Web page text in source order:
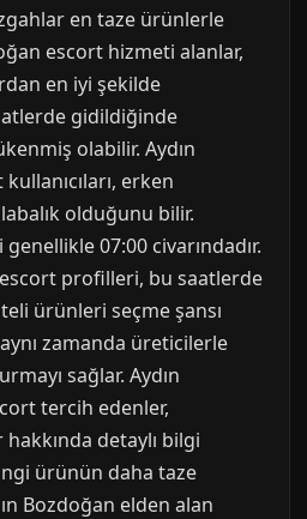
en taze ürünlerle
escort hizmeti alanlar,
en iyi şekilde
gidildiğinde
olabilir. Aydın
erken
olduğunu bilir.
genellikle 07:00 civarındadır.
profilleri, bu saatlerde
ürünleri seçme şansı
zamanda üreticilerle
sağlar. Aydın
tercih edenler,
detaylı bilgi
ürünün daha taze
Bozdoğan elden alan